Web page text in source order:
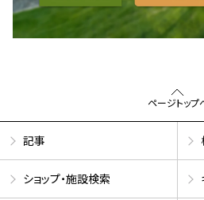
ページトップ
記事
ショップ・施設検索